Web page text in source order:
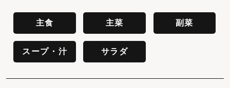
主食 主菜 副菜
スープ・汁 サラダ